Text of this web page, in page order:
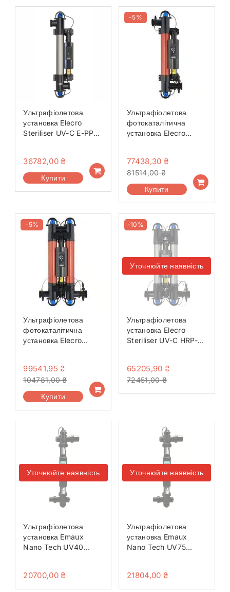
Ультрафіолетова
установка Elecro
Steriliser UV-C E-PP2-
36782,00₴
Купити
-5%
Ультрафіолетова
фотокаталітична
установка Elecro
77438,30 ₴
81514,00₴
Купити
-5%
Ультрафіолетова
фотокаталітична
установка Elecro
99541,95₴
104781,00₴
Купити
Уточнюйте наявність
-10%
Ультрафіолетова
установка Elecro
Steriliser UV-C HRP-
насос
65205,90 ₴
72451,00₴
Уточнюйте наявність
Ультрафіолетова
установка Emaux
Nano Tech UV40
20700,00₴
Уточнюйте наявність
Ультрафіолетова
установка Emaux
Nano Tech UV75
21804,00 ₴